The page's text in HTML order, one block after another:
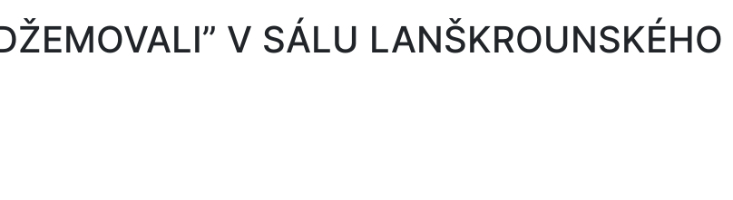
V SÁLU LANŠKROUNSKÉHO